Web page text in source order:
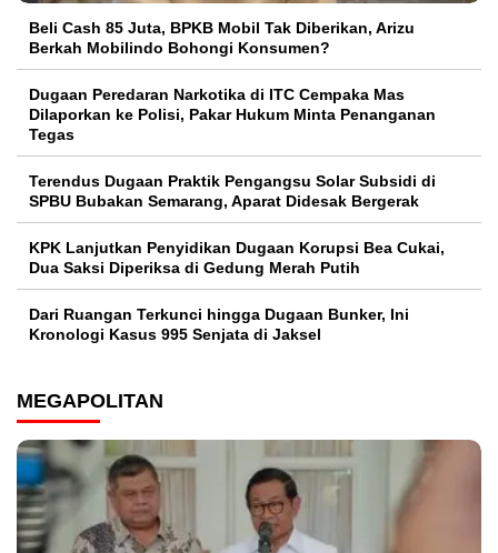
‎Beli Cash 85 Juta, BPKB Mobil Tak Diberikan, Arizu
Berkah Mobilindo Bohongi Konsumen?
Dugaan Peredaran Narkotika di ITC Cempaka Mas
Dilaporkan ke Polisi, Pakar Hukum Minta Penanganan
Tegas
Terendus Dugaan Praktik Pengangsu Solar Subsidi di
SPBU Bubakan Semarang, Aparat Didesak Bergerak
KPK Lanjutkan Penyidikan Dugaan Korupsi Bea Cukai,
Dua Saksi Diperiksa di Gedung Merah Putih
Dari Ruangan Terkunci hingga Dugaan Bunker, Ini
Kronologi Kasus 995 Senjata di Jaksel
MEGAPOLITAN